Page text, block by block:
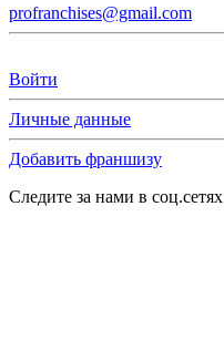
profranchises@gmail.com
Войти
Личные данные
Добавить франшизу
Следите за нами в соц.сетях